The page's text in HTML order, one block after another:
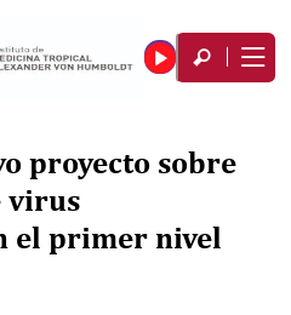
proyecto sobre
virus
el primer nivel